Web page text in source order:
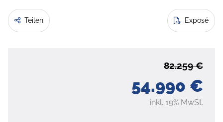
Teilen Exposé
54.990 €
82.259 €
inkl. 19% MwSt.